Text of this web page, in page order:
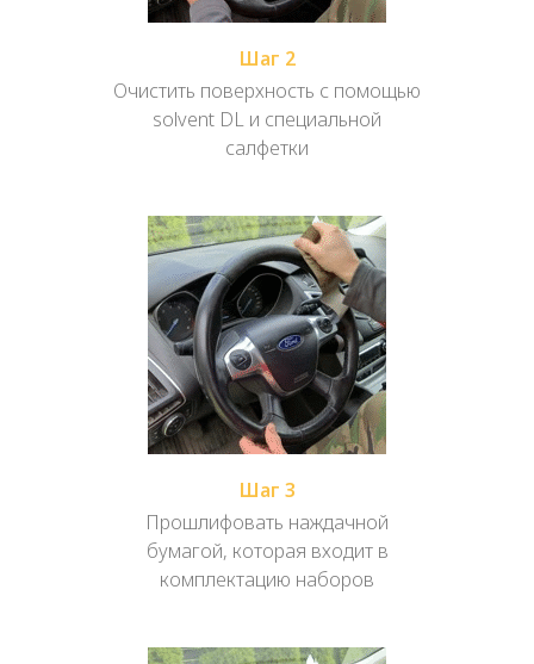
Шаг 2
Очистить поверхность с помощью
solvent DL и специальной
салфетки
Шаг 3
Прошлифовать наждачной
бумагой, которая входит в
комплектацию наборов